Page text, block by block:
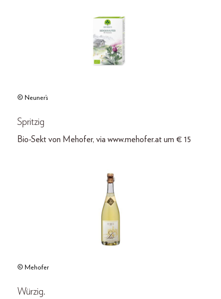
© Neuner’s
Spritzig
Bio-Sekt von Mehofer, via www.mehofer.at um € 15
© Mehofer
Würzig.